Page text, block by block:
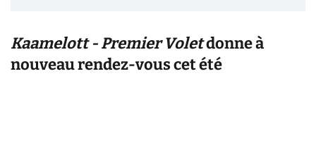
Kaamelott - Premier Voletdonne à
nouveau rendez-vous cet été